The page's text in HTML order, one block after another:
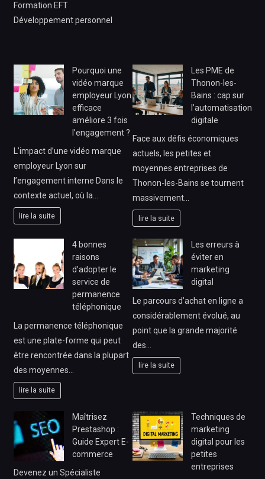
Formation EFT
Développement personnel
Pourquoi une
vidéo marque
employeur Lyon
efficace
améliore 3 fois
l’engagement ?
L’impact d’une vidéo marque
employeur Lyon sur
l’engagement interne Dans le
contexte actuel, où la…
lire la suite
Les PME de
Thonon-les-
Bains : cap sur
l’automatisation
digitale
Face aux défis économiques
actuels, les petites et
moyennes entreprises de
Thonon-les-Bains se tournent
massivement…
lire la suite
4 bonnes
raisons
d’adopter le
service de
permanence
téléphonique
La permanence téléphonique
est une plate-forme qui peut
être rencontrée dans la plupart
des moyennes…
lire la suite
Les erreurs à
éviter en
marketing
digital
Le parcours d’achat en ligne a
considérablement évolué, au
point que la grande majorité
des…
lire la suite
Maîtrisez
Prestashop :
Guide Expert E-
commerce
Devenez un Spécialiste
Techniques de
marketing
digital pour les
petites
entreprises